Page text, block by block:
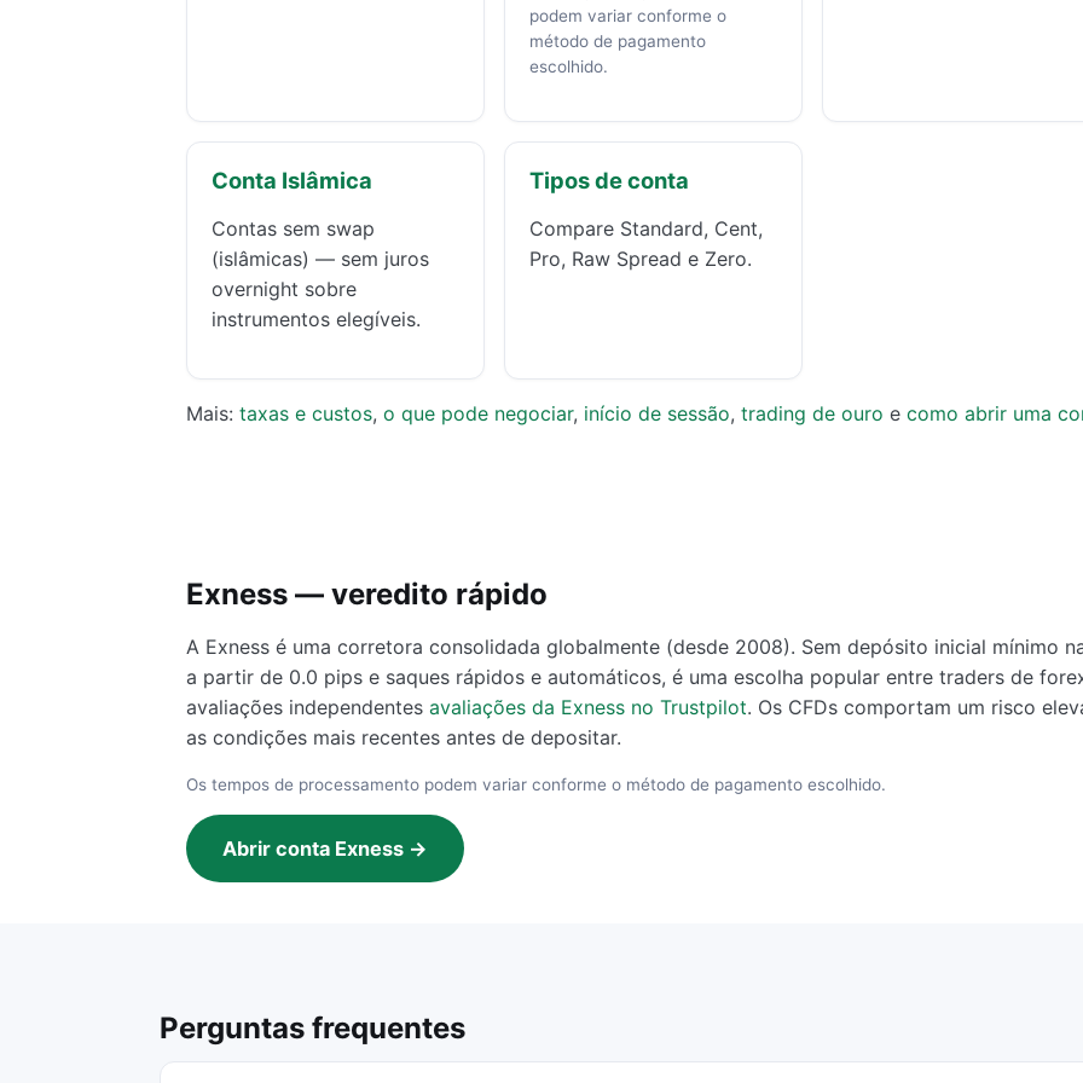
podem variar conforme o
método de pagamento
escolhido.
Conta Islâmica
Contas sem swap
(islâmicas) — sem juros
overnight sobre
instrumentos elegíveis.
Tipos de conta
Compare Standard, Cent,
Pro, Raw Spread e Zero.
Mais: taxas e custos, o que pode negociar, início de sessão, trading de ouro e como abrir uma
Exness — veredito rápido
A Exness é uma corretora consolidada globalmente (desde 2008). Sem depósito inicial mínimo
a partir de 0.0 pips e saques rápidos e automáticos, é uma escolha popular entre traders de
avaliações independentes avaliações da Exness no Trustpilot. Os CFDs comportam um risco
as condições mais recentes antes de depositar.
Os tempos de processamento podem variar conforme o método de pagamento escolhido.
Abrir conta Exness →
Perguntas frequentes